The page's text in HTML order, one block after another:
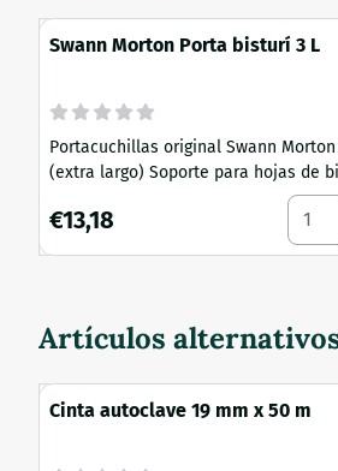
Swann Morton Porta bisturí 3 L
Portacuchillas original Swann Morton
(extra largo) Soporte para hojas de bisturí
pequeñas: números 6, 9, 10, 10A, 10R,
11P, 12, 12D, 13, 14, 15, 15A, 15C, 15T, 16,
Precio: 13,18
€13,18
Artículos
Cinta autoclave 19 mm x 50 m